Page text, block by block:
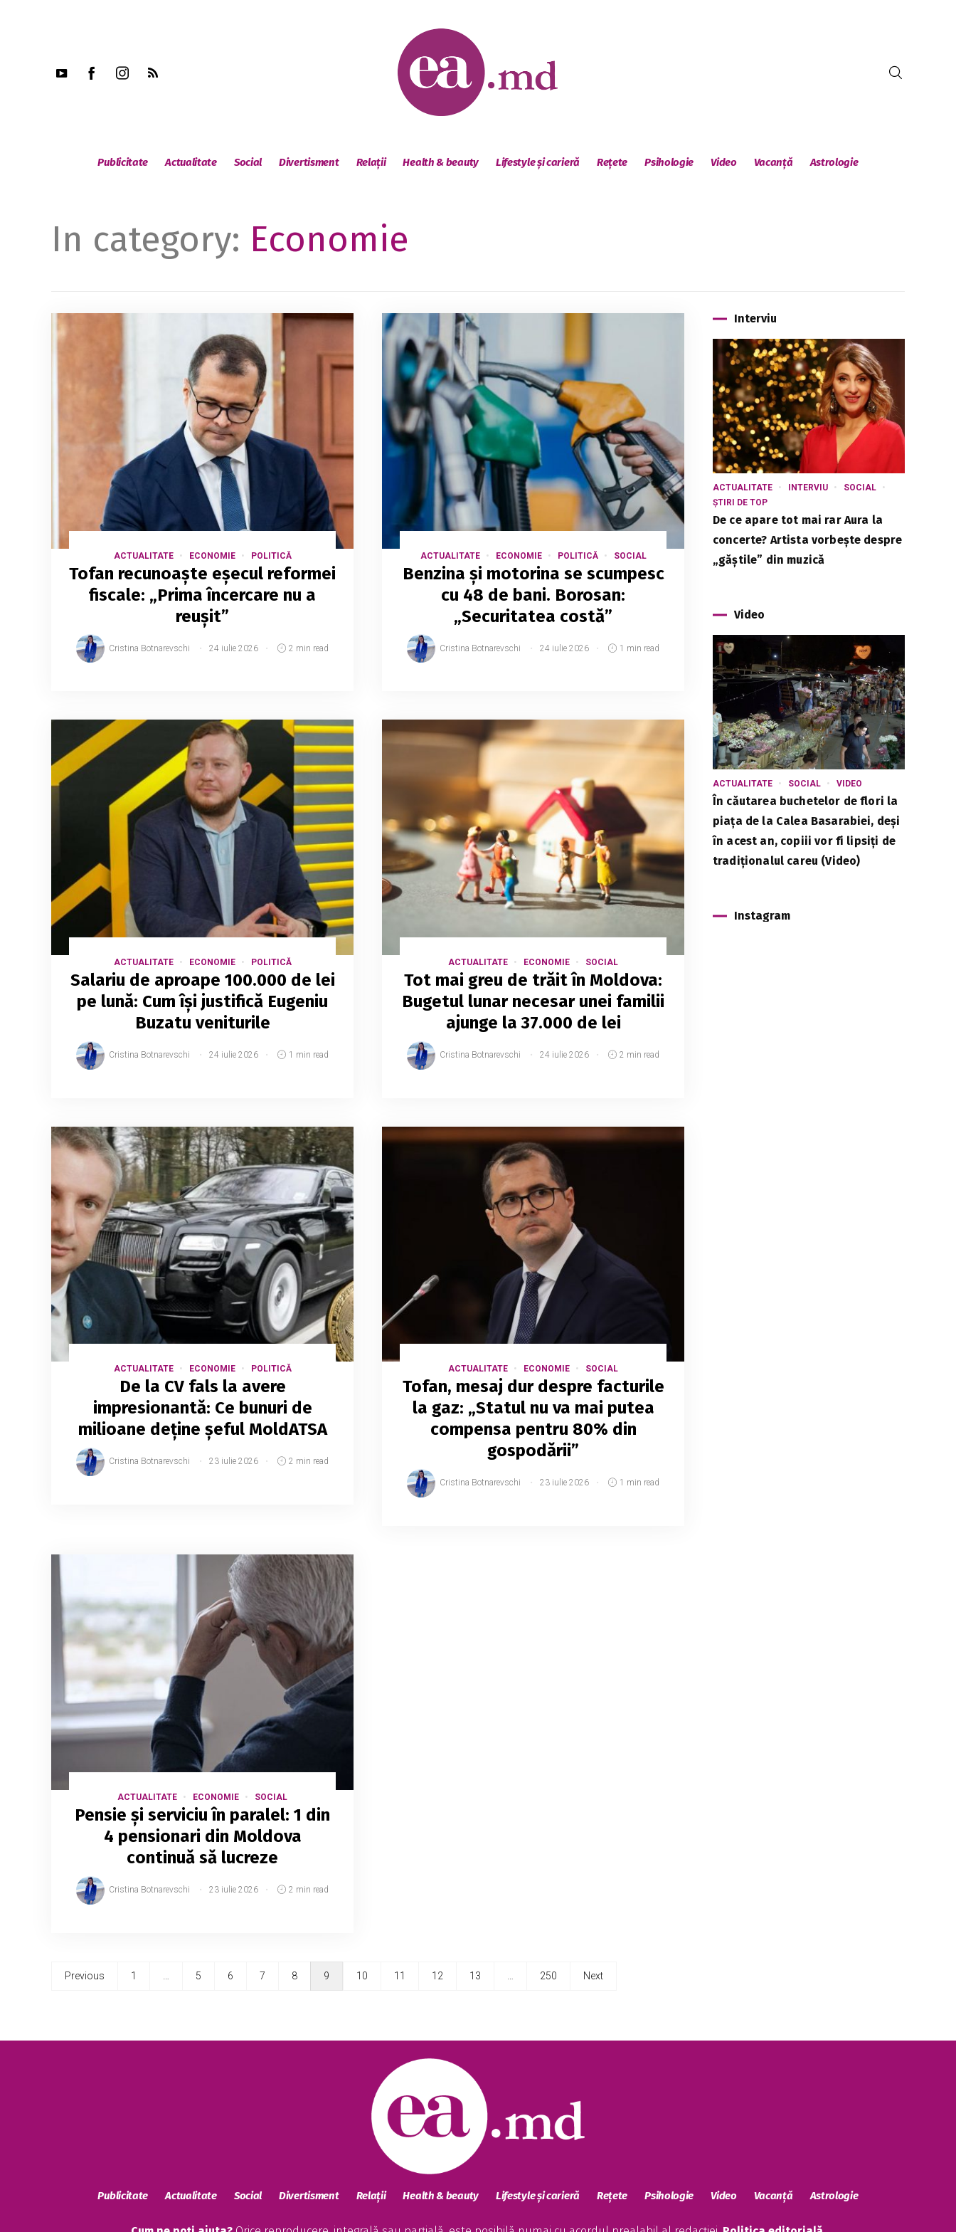
Publicitate Actualitate Social Divertisment Relații Health & beauty Lifestyle și carieră Rețete Psihologie Video Vacanță Astrologie
In category: Economie
ACTUALITATE ECONOMIE POLITICĂ
Tofan recunoaște eșecul reformei
fiscale: „Prima încercare nu a
reușit”
Cristina Botnarevschi 24 iulie 2026 2 min read
ACTUALITATE ECONOMIE POLITICĂ SOCIAL
Benzina și motorina se scumpesc
cu 48 de bani. Borosan:
„Securitatea costă”
Cristina Botnarevschi 24 iulie 2026 1 min read
ACTUALITATE ECONOMIE POLITICĂ
Salariu de aproape 100.000 de lei
pe lună: Cum își justifică Eugeniu
Buzatu veniturile
Cristina Botnarevschi 24 iulie 2026 1 min read
ACTUALITATE ECONOMIE SOCIAL
Tot mai greu de trăit în Moldova:
Bugetul lunar necesar unei familii
ajunge la 37.000 de lei
Cristina Botnarevschi 24 iulie 2026 2 min read
ACTUALITATE ECONOMIE POLITICĂ
De la CV fals la avere
impresionantă: Ce bunuri de
milioane deține șeful MoldATSA
Cristina Botnarevschi 23 iulie 2026 2 min read
ACTUALITATE ECONOMIE SOCIAL
Tofan, mesaj dur despre facturile
la gaz: „Statul nu va mai putea
compensa pentru 80% din
gospodării”
Cristina Botnarevschi 23 iulie 2026 1 min read
ACTUALITATE ECONOMIE SOCIAL
Pensie și serviciu în paralel: 1 din
4 pensionari din Moldova
continuă să lucreze
Cristina Botnarevschi 23 iulie 2026 2 min read
Previous 1 5 6 7 8 9 10 11 12 13 250 Next
Interviu
ACTUALITATE INTERVIU
SOCIAL
ȘTIRI DE TOP
De ce apare tot mai rar Aura la
concerte? Artista vorbește despre
„găștile” din muzică
Video
ACTUALITATE SOCIAL VIDEO
În căutarea buchetelor de flori la
piața de la Calea Basarabiei, deși
în acest an, copiii vor fi lipsiți de
tradiționalul careu (Video)
Instagram
Publicitate Actualitate Social Divertisment Relații Health & beauty Lifestyle și carieră Rețete Psihologie Video Vacanță Astrologie